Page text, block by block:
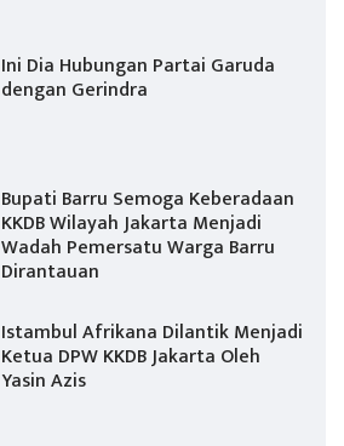
Ini Dia Hubungan Partai Garuda
dengan Gerindra
Bupati Barru Semoga Keberadaan
KKDB Wilayah Jakarta Menjadi
Wadah Pemersatu Warga Barru
Dirantauan
Istambul Afrikana Dilantik Menjadi
Ketua DPW KKDB Jakarta Oleh
Yasin Azis